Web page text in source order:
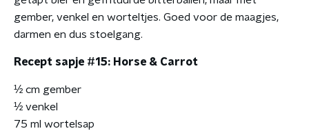
gember, venkel en worteltjes. Goed voor de maagjes,
darmen en dus stoelgang.
Recept sapje #15: Horse & Carrot
½ cm gember
½ venkel
75 ml wortelsap